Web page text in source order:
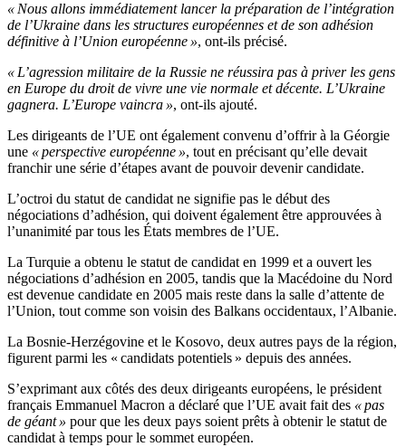
« Nous allons immédiatement lancer la préparation de l’intégration
de l’Ukraine dans les structures européennes et de son adhésion
définitive à l’Union européenne », ont-ils précisé.
« L’agression militaire de la Russie ne réussira pas à priver les gens
en Europe du droit de vivre une vie normale et décente. L’Ukraine
gagnera. L’Europe vaincra », ont-ils ajouté.
Les dirigeants de l’UE ont également convenu d’offrir à la Géorgie
une « perspective européenne », tout en précisant qu’elle devait
franchir une série d’étapes avant de pouvoir devenir candidate.
L’octroi du statut de candidat ne signifie pas le début des
négociations d’adhésion, qui doivent également être approuvées à
l’unanimité par tous les États membres de l’UE.
La Turquie a obtenu le statut de candidat en 1999 et a ouvert les
négociations d’adhésion en 2005, tandis que la Macédoine du Nord
est devenue candidate en 2005 mais reste dans la salle d’attente de
l’Union, tout comme son voisin des Balkans occidentaux, l’Albanie.
La Bosnie-Herzégovine et le Kosovo, deux autres pays de la région,
figurent parmi les « candidats potentiels » depuis des années.
S’exprimant aux côtés des deux dirigeants européens, le président
français Emmanuel Macron a déclaré que l’UE avait fait des « pas
de géant » pour que les deux pays soient prêts à obtenir le statut de
candidat à temps pour le sommet européen.